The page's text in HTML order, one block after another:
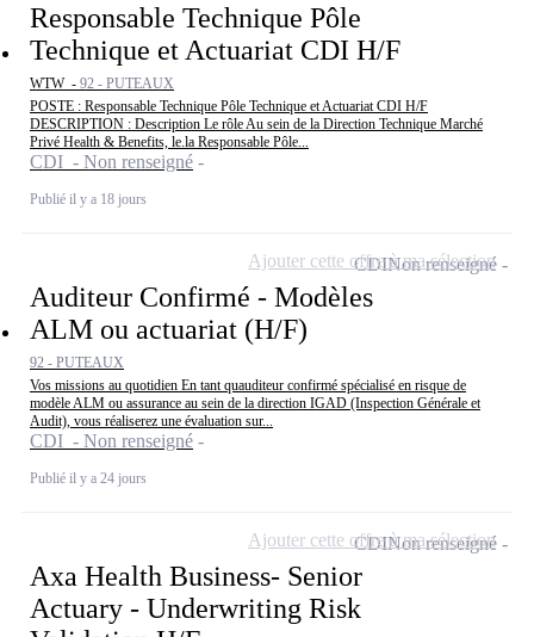
Responsable Technique Pôle
Technique et Actuariat CDI H/F
WTW - 92 - PUTEAUX
POSTE : Responsable Technique Pôle Technique et Actuariat CDI H/F
DESCRIPTION : Description Le rôle Au sein de la Direction Technique Marché
Privé Health & Benefits, le.la Responsable Pôle...
CDI - Non renseigné
Publié il y a 18 jours
Auditeur Confirmé - Modèles
ALM ou actuariat (H/F)
92 - PUTEAUX
Vos missions au quotidien En tant quauditeur confirmé spécialisé en risque de
modèle ALM ou assurance au sein de la direction IGAD (Inspection Générale et
Audit), vous réaliserez une évaluation sur...
CDI - Non renseigné
Publié il y a 24 jours
CDINon renseigné
Ajouter cette offre à ma sélection
Axa Health Business- Senior
Actuary - Underwriting Risk
CDINon renseigné
Ajouter cette offre à ma sélection